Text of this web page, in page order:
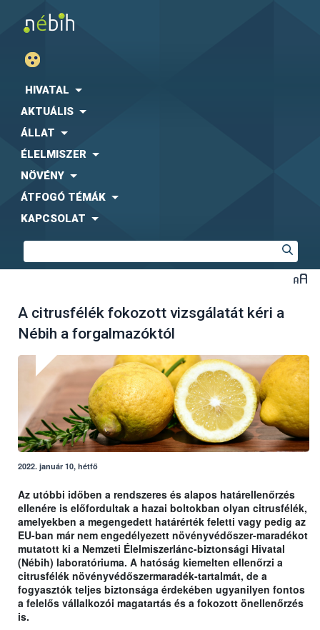
HIVATAL
AKTUÁLIS
ÁLLAT
ÉLELMISZER
NÖVÉNY
ÁTFOGÓ TÉMÁK
KAPCSOLAT
A citrusfélék fokozott vizsgálatát kéri a
Nébih a forgalmazóktól
2022. január 10, hétfő
Az utóbbi időben a rendszeres és alapos határellenőrzés
ellenére is előfordultak a hazai boltokban olyan citrusfélék,
amelyekben a megengedett határérték feletti vagy pedig az
EU-ban már nem engedélyezett növényvédőszer-maradékot
mutatott ki a Nemzeti Élelmiszerlánc-biztonsági Hivatal
(Nébih) laboratóriuma. A hatóság kiemelten ellenőrzi a
citrusfélék növényvédőszermaradék-tartalmát, de a
fogyasztók teljes biztonsága érdekében ugyanilyen fontos
a felelős vállalkozói magatartás és a fokozott önellenőrzés
is.